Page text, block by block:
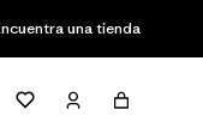
una tienda
& Sort